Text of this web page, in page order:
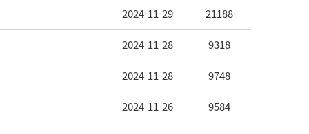
2024-11-29 21188
2024-11-28 9318
2024-11-28 9748
2024-11-26 9584